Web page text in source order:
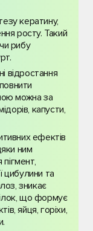
кератину,
росту. Такий
рибу
відростання
можна за
капусти,
ефектів
ним
цибулини та
зникає
що формує
яйця, горіхи,